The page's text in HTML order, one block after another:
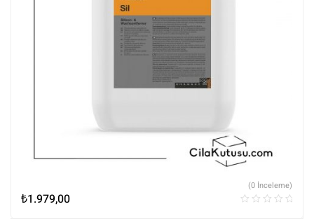
₺1.979,00
(0 İnceleme)